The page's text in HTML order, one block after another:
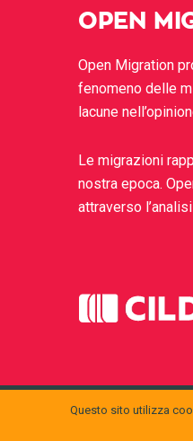
OPEN
Open Migration
fenomeno delle
lacune
Le migrazioni
nostra epoca.
attraverso
Questo sito utilizza